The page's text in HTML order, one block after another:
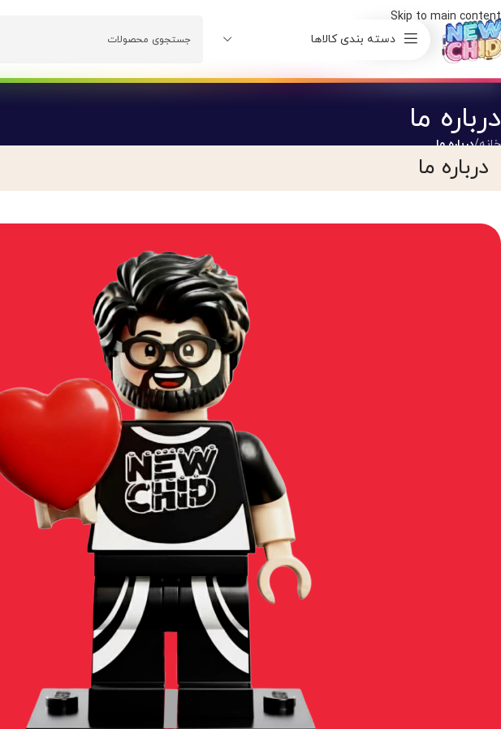
Skip to main content
دسته بندی کالاها
درباره ما
خانه/درباره ما
درباره ما